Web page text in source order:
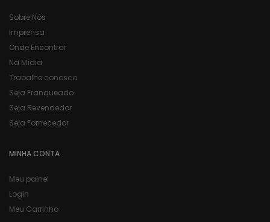
Sobre Nós
Imprensa
Onde Encontrar
Na Mídia
Trabalhe conosco
Seja Franqueado
Seja Revendedor
Seja Fornecedor
MINHA CONTA
Meu painel
Login
Meu Carrinho